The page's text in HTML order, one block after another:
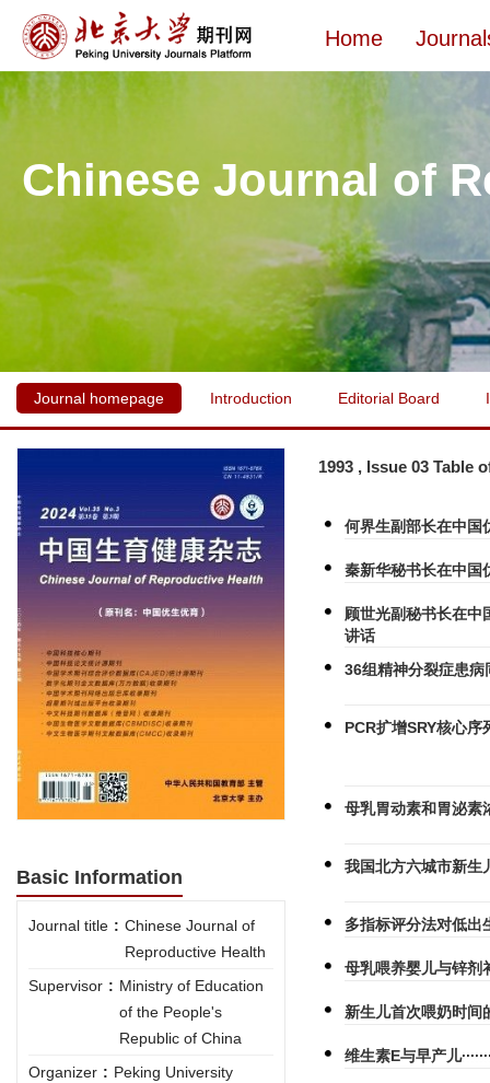
Home
Chinese Journal of
Journal homepage Introduction Editorial Board
Basic Information
Journal title : Chinese Journal of
Reproductive Health
Supervisor : Ministry of Education
of the People's
Republic of China
Organizer : Peking University
1993 , Issue 03 Table
何界生副部长在中国
秦新华秘书长在中国
顾世光副秘书长在中
讲话
36组精神分裂症患
PCR扩增SRY核心序
母乳胃动素和胃泌素
我国北方六城市新生
多指标评分法对低出
母乳喂养婴儿与锌剂
新生儿首次喂奶时间
维生素E与早产儿